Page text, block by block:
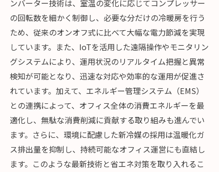
ンバーター技術は、室温の変化に応じてコンプレッサー
の回転数を細かく制御し、必要な分だけの冷暖房を行う
ため、従来のオンオフ式に比べて大幅な電力節減を実現
しています。また、IoTを活用した遠隔操作やモニタリン
グシステムにより、運用状況のリアルタイム把握と異常
検知が可能となり、迅速な対応や効率的な運用が促進さ
れています。加えて、エネルギー管理システム（EMS）
との連携によって、オフィス全体の消費エネルギーを最
適化し、無駄な消費削減に貢献する取り組みも進んでい
ます。さらに、環境に配慮した新冷媒の採用は温暖化ガ
ス排出量を抑制し、持続可能なオフィス運営にも直結し
ます。このような最新技術と省エネ対策を取り入れるこ